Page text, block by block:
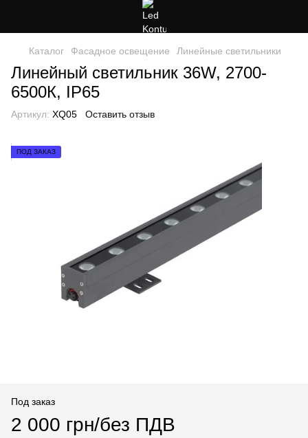
Каталог Фасадное освещение Линейные светильники
Линейный светильник 36W, 2700-
6500К, IP65
Артикул: XQ05 Оставить отзыв
ПОД ЗАКАЗ
Под заказ
2 000 грн/без ПДВ